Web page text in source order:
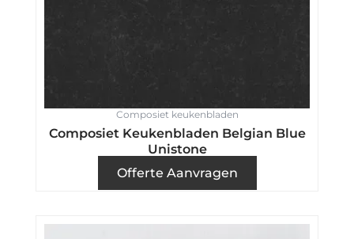
Composiet keukenbladen
Composiet Keukenbladen Belgian Blue
Unistone
Offerte Aanvragen